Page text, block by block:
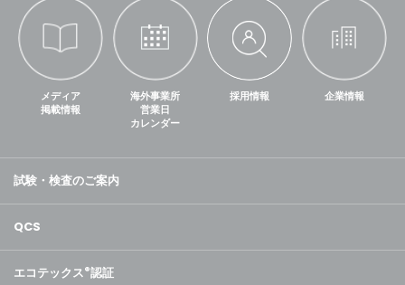
メディア
掲載情報
海外事業所
営業日
カレンダー
採用情報 企業情報
試験・検査のご案内
QCS
エコテックス®認証